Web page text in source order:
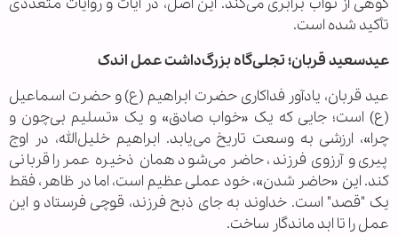
کوهی از ثواب برابری می‌کند. این اصل، در آیات و روایات متعددی
تأکید شده است.
عیدسعید قربان؛ تجلی‌گاه بزرگ‌داشت عمل اندک
عید قربان، یادآور فداکاری حضرت ابراهیم (ع) و حضرت اسماعیل
(ع) است؛ جایی که یک «خواب صادق» و یک «تسلیم بی‌چون و
چرا»، ارزشی به وسعت تاریخ می‌یابد. ابراهیم خلیل‌الله، در اوج
پیری و آرزوی فرزند، حاضر می‌شود همان ذخیره عمر را قربانی
کند. این «حاضر شدن»، خود عملی عظیم است، اما در ظاهر، فقط
یک "قصد" است. خداوند به جای ذبح فرزند، قوچی فرستاد و این
عمل را تا ابد ماندگار ساخت.